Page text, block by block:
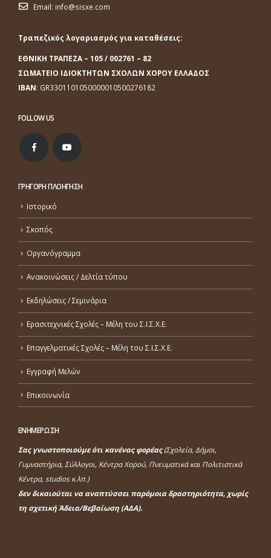
Email: info@sisxe.com
Τραπεζικός λογαριασμός για καταθέσεις:
ΕΘΝΙΚΗ ΤΡΑΠΕΖΑ – 105 / 002761 – 82
ΣΩΜΑΤΕΙΟ ΙΔΙΟΚΤΗΤΩΝ ΣΧΟΛΩΝ ΧΟΡΟΥ ΕΛΛΑΔΟΣ
ΙΒΑΝ: GR3301101050000010500276182
FOLLOW US
ΓΡΗΓΟΡΗ ΠΛΟΗΓΗΣΗ
Ιστορικό
Σκοπός
Οργανόγραμμα
Ανακοινώσεις / Δελτία τύπου
Εκδηλώσεις / Σεμινάρια
Ερασιτεχνικές Σχολές – Μέλη του Σ.Ι.Σ.Χ.Ε.
Επαγγελματικές Σχολές – Μέλη του Σ.Ι.Σ.Χ.Ε.
Εγγραφή Μελών
Επικοινωνία
ΕΝΗΜΕΡΩΣΗ
Σας γνωστοποιούμε ότι κανένας φορέας(Σχολεία, Δήμοι,
Γυμναστήρια, Σύλλογοι, Κέντρα Χορού, Πνευματικά και Πολιτιστικά
Κέντρα, studios κ.λπ.)
δεν δικαιούται να αναπτύσσει παρόμοια δραστηριότητα, χωρίς
τη σχετική Άδεια/Βεβαίωση (ΑΔΑ).